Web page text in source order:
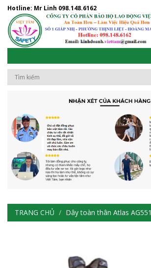
Hotline: Mr Linh 098.148.6162
TRANG CHỦ Dây toàn thân Atlas AG551